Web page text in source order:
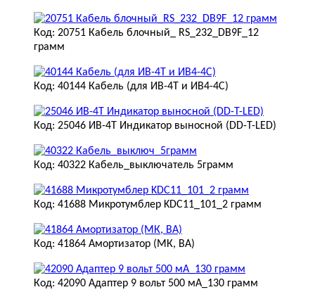
Код: 20751 Кабель блочный_ RS_232_DB9F_12
грамм
Код: 40144 Кабель (для ИВ-4Т и ИВ4-4С)
Код: 25046 ИВ-4Т Индикатор выносной (DD-T-LED)
Код: 40322 Кабель_выключатель 5грамм
Код: 41688 Микротумблер KDC11_101_2 грамм
Код: 41864 Амортизатор (МК, ВА)
Код: 42090 Адаптер 9 вольт 500 мА_130 грамм